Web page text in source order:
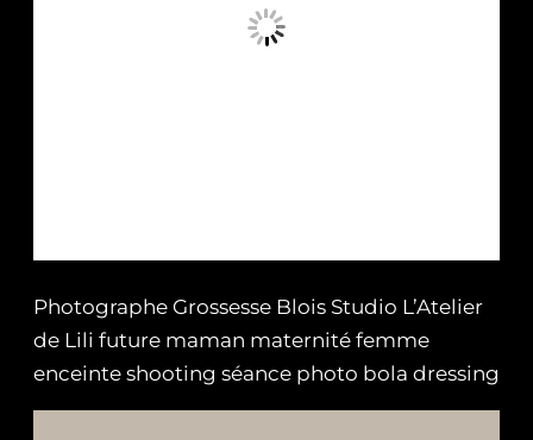
Photographe Grossesse Blois Studio L’Atelier
de Lili future maman maternité femme
enceinte shooting séance photo bola dressing